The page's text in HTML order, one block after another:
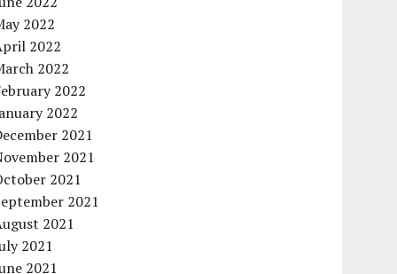
2022
2022
2022
2022
2022
2021
2021
2021
2021
2021
2021
2021